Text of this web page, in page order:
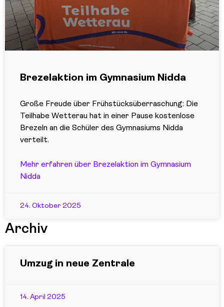
Brezelaktion im Gymnasium Nidda
Große Freude über Frühstücksüberraschung: Die
Teilhabe Wetterau hat in einer Pause kostenlose
Brezeln an die Schüler des Gymnasiums Nidda
verteilt.
Mehr erfahren über Brezelaktion im Gymnasium
Nidda
24. Oktober 2025
Archiv
Umzug in neue Zentrale
14. April 2025